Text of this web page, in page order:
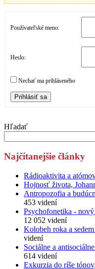
Používateľské meno:
Heslo:
Nechať ma prihláseného
Prihlásiť sa
Hľadať
Najčítanejšie články
Rádioaktivita a
Hojnosť života,
Antropozofia a
453 videní
Psychofonetika -
12 052 videní
Kolobeh roka a
videní
Sociálne a
614 videní
Exkurzia do ríše